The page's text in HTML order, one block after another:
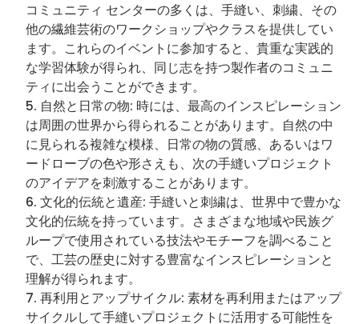
コミュニティ センターの多くは、手縫い、刺繍、その
他の繊維芸術のワークショップやクラスを提供してい
ます。これらのイベントに参加すると、貴重な実践的
な学習体験が得られ、同じ志を持つ製作者のコミュニ
ティに出会うことができます。
自然と日常の物: 時には、最高のインスピレーション
は周囲の世界から得られることがあります。自然の中
に見られる複雑な模様、日常の物の質感、あるいはワ
ードローブの色や形さえも、次の手縫いプロジェクト
のアイデアを刺激することがあります。
文化的伝統と遺産: 手縫いと刺繍は、世界中で豊かな
文化的伝統を持っています。さまざまな地域や民族グ
ループで使用されている技法やモチーフを調べること
で、工芸の歴史に対する豊富なインスピレーションと
理解が得られます。
再利用とアップサイクル: 素材を再利用またはアップ
サイクルして手縫いプロジェクトに活用する可能性を